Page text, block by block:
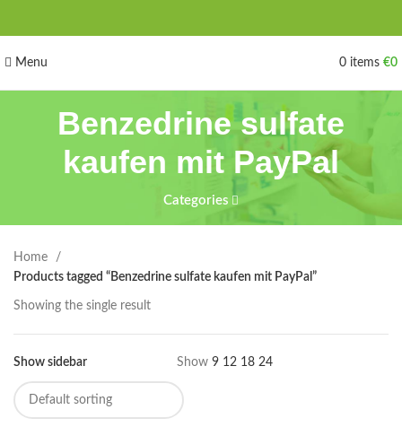
Menu 0 items €0
Benzedrine sulfate
kaufen mit PayPal
Categories
Home
Products tagged “Benzedrine sulfate kaufen mit PayPal”
Showing the single result
Show sidebar Show 9 12 18 24